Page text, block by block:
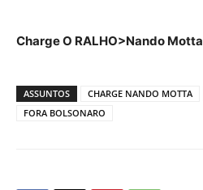
Charge O RALHO>Nando Motta
ASSUNTOS CHARGE NANDO MOTTA
FORA BOLSONARO